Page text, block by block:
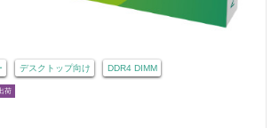
デスクトップ向け DDR4 DIMM
荷